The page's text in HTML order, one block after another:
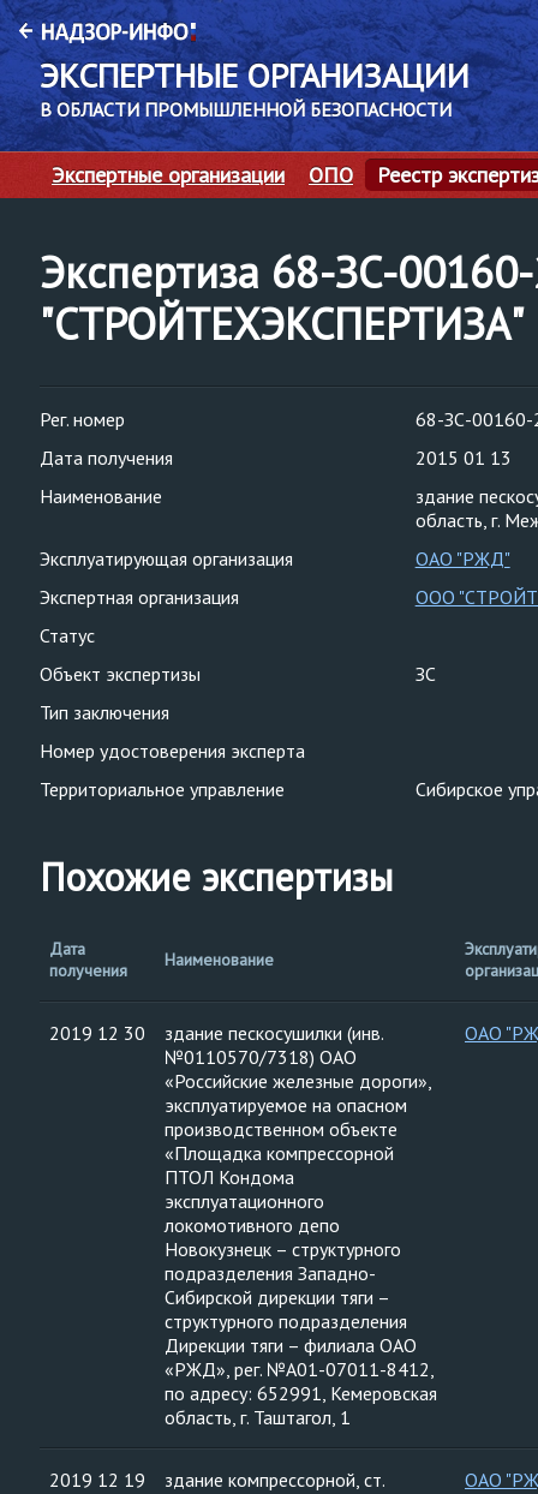
ЭКСПЕРТНЫЕ ОРГАНИЗАЦИИ
В ОБЛАСТИ ПРОМЫШЛЕННОЙ БЕЗОПАСНОСТИ
Экспертные организации ОПО Реестр
Экспертиза 68-ЗС-
"СТРОЙТЕХЭКСПЕРТИЗА"
Рег. номер
68-ЗС-00160-
Дата получения
2015 01 13
Наименование
здание
область, г.
Эксплуатирующая организация
ОАО "РЖД"
Экспертная организация
ООО
Статус
Объект экспертизы
ЗС
Тип заключения
Номер удостоверения эксперта
Территориальное управление
Сибирское
Похожие экспертизы
Дата
получения
Наименование
2019 12 30
здание пескосушилки (инв.
№0110570/7318) ОАО
«Российские железные дороги»,
эксплуатируемое на опасном
производственном объекте
«Площадка компрессорной
ПТОЛ Кондома
эксплуатационного
локомотивного депо
Новокузнецк – структурного
подразделения Западно-
Сибирской дирекции тяги –
структурного подразделения
Дирекции тяги – филиала ОАО
«РЖД», рег. №А01-07011-8412,
по адресу: 652991, Кемеровская
область, г. Таштагол, 1
ОАО
2019 12 19
здание компрессорной, ст.
ОАО